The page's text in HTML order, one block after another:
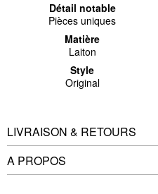
Détail notable
Pièces uniques
Matière
Laiton
Style
Original
LIVRAISON & RETOURS
A PROPOS